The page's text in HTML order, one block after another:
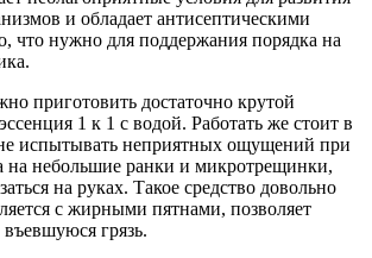
и обладает антисептическими
что нужно для поддержания порядка на
приготовить достаточно крутой
1 к 1 с водой. Работать же стоит в
испытывать неприятных ощущений при
на небольшие ранки и микротрещинки,
на руках. Такое средство довольно
с жирными пятнами, позволяет
грязь.